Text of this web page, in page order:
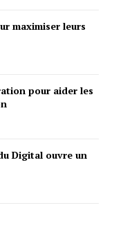
maximiser leurs
pour aider les
Digital ouvre un